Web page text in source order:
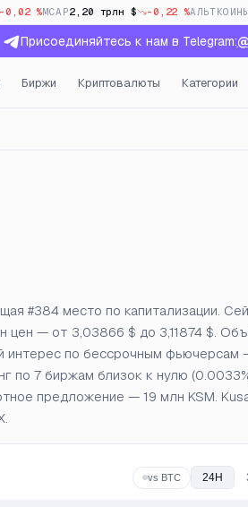
-0,02 %MCAP2,20 трлн $ -0,22 %АЛЬТКОИНЫ
Присоединяйтесь к нам в Telegram:
Биржи Криптовалюты Категории
интерес и
#384 место по капитализации.
цен — от 3,03866 $ до 3,11874 $.
по бессрочным фьючерсам
7 биржам близок к нулю
предложение — 19 млн KSM.
vs BTC 24H